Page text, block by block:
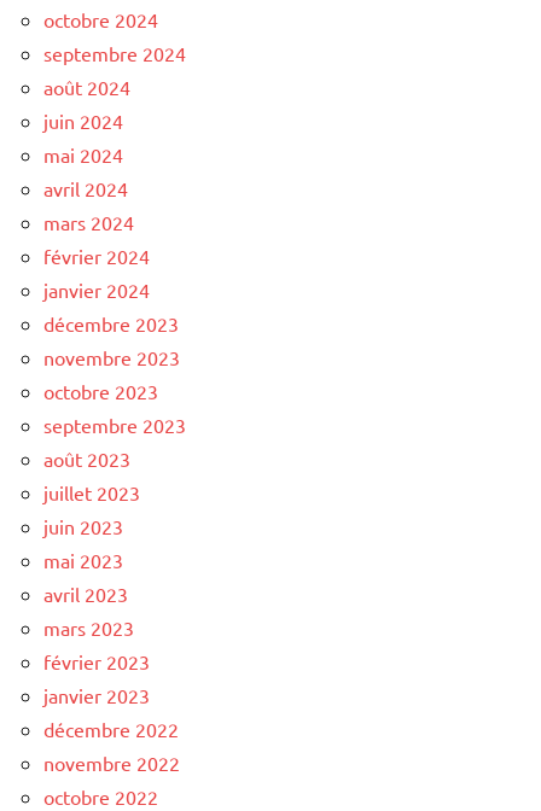
octobre 2024
septembre 2024
août 2024
juin 2024
mai 2024
avril 2024
mars 2024
février 2024
janvier 2024
décembre 2023
novembre 2023
octobre 2023
septembre 2023
août 2023
juillet 2023
juin 2023
mai 2023
avril 2023
mars 2023
février 2023
janvier 2023
décembre 2022
novembre 2022
octobre 2022